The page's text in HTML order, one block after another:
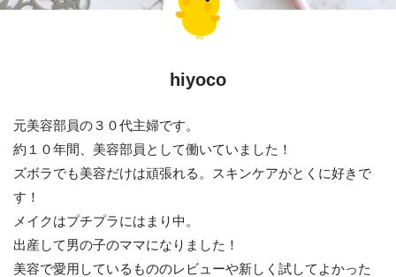
hiyoco
元美容部員の３０代主婦です。
約１０年間、美容部員として働いていました！
ズボラでも美容だけは頑張れる。スキンケアがとくに好きで
す！
メイクはプチプラにはまり中。
出産して男の子のママになりました！
美容で愛用しているもののレビューや新しく試してよかった